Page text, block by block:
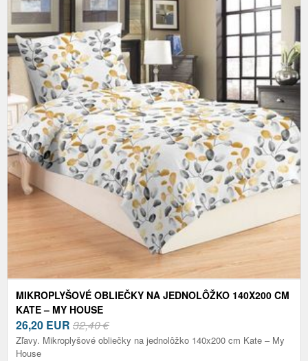
MIKROPLYŠOVÉ OBLIEČKY NA JEDNOLÔŽKO 140X200 CM
KATE – MY HOUSE
26,20 EUR 32,40 €
Zľavy. Mikroplyšové obliečky na jednolôžko 140x200 cm Kate – My
House